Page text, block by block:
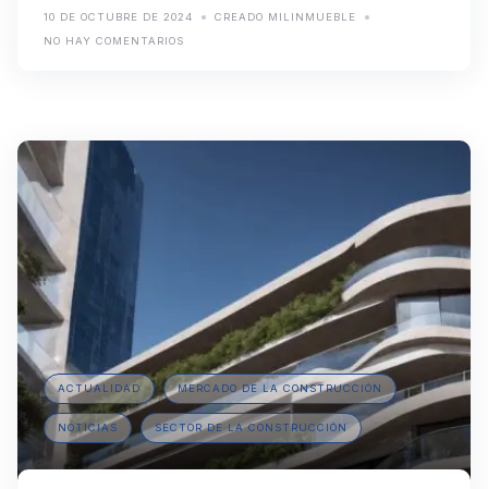
10 DE OCTUBRE DE 2024
CREADO MILINMUEBLE
NO HAY COMENTARIOS
ACTUALIDAD MERCADO DE LA CONSTRUCCIÓN
NOTICIAS SECTOR DE LA CONSTRUCCIÓN